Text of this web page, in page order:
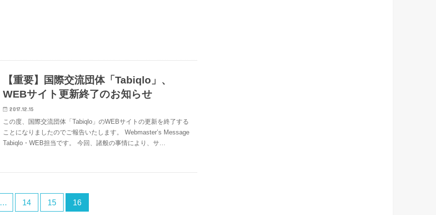
【重要】国際交流団体「Tabiqlo」、
WEBサイト更新終了のお知らせ
2017.12.15
この度、国際交流団体「Tabiqlo」のWEBサイトの更新を終了する
ことになりましたのでご報告いたします。 Webmaster’s Message
Tabiqlo・WEB担当です。 今回、諸般の事情により、サ…
… 14 15 16